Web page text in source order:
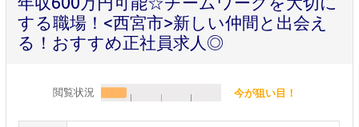
する職場！<西宮市>新しい仲間と出会え
る！おすすめ正社員求人◎
閲覧状況 今が狙い目！